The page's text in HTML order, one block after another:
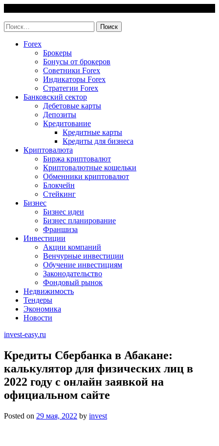
content
Найти:
Forex
Брокеры
Бонусы от брокеров
Советники Forex
Индикаторы Forex
Стратегии Forex
Банковский сектор
Дебетовые карты
Депозиты
Кредитование
Кредитные карты
Кредиты для бизнеса
Криптовалюта
Биржа криптовалют
Криптовалютные кошельки
Обменники криптовалют
Блокчейн
Стейкинг
Бизнес
Бизнес идеи
Бизнес планирование
Франшиза
Инвестиции
Акции компаний
Венчурные инвестиции
Обучение инвестициям
Законодательство
Фондовый рынок
Недвижимость
Тендеры
Экономика
Новости
invest-easy.ru
Кредиты Сбербанка в Абакане:
калькулятор для физических лиц в
2022 году с онлайн заявкой на
официальном сайте
Posted on 29 мая, 2022 by invest